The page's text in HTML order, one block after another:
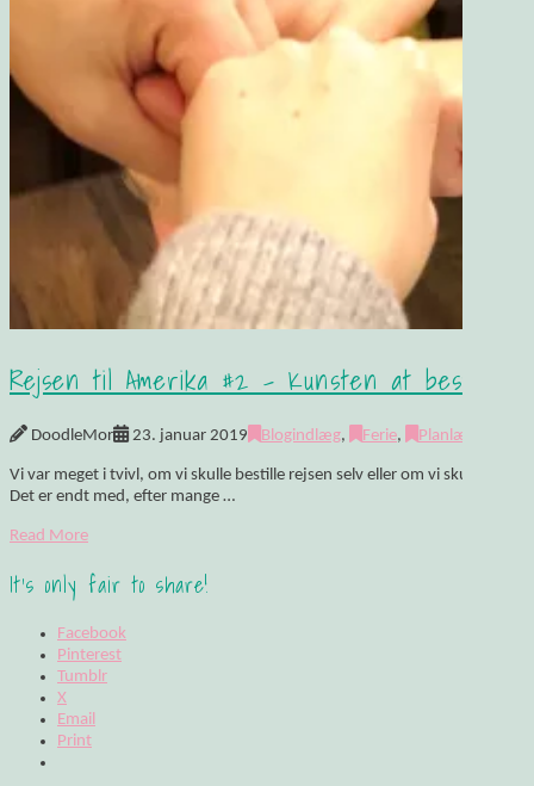
Rejsen til Amerika #2 – Kunsten at bestille
DoodleMor 23. januar 2019 Blogindlæg, Ferie, Planlægning
Vi var meget i tvivl, om vi skulle bestille rejsen selv eller om vi skulle
Det er endt med, efter mange …
Read More
It's only fair to share!
Facebook
Pinterest
Tumblr
X
Email
Print